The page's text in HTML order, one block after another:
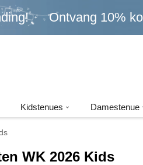
Ontvang 10%
Kidstenues Damestenue
WK 2026 Kids